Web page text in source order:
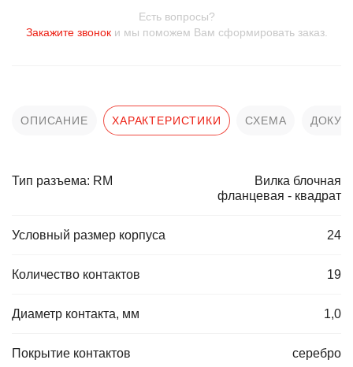
Есть вопросы?
Закажите звоноки мы поможем Вам сформировать заказ.
ОПИСАНИЕ ХАРАКТЕРИСТИКИ СХЕМА
Тип разъема: RM
Вилка блочная
фланцевая - квадрат
Условный размер корпуса 24
Количество контактов 19
Диаметр контакта, мм 1,0
Покрытие контактов серебро